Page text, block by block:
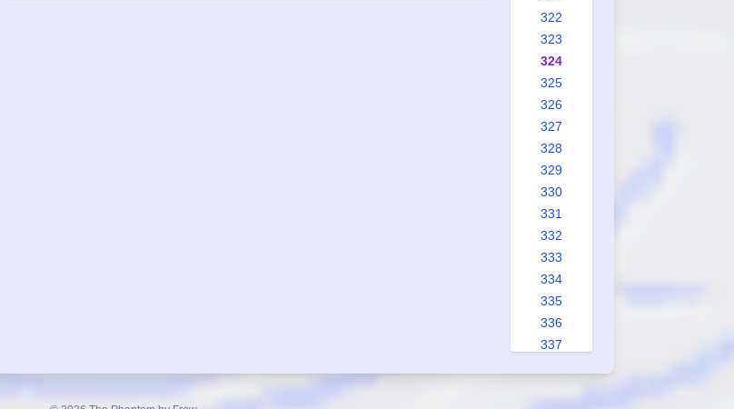
322
323
324
325
326
327
328
329
330
331
332
333
334
335
336
337